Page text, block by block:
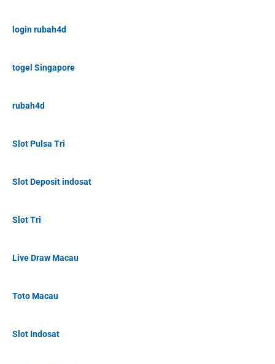
login rubah4d
togel Singapore
rubah4d
Slot Pulsa Tri
Slot Deposit indosat
Slot Tri
Live Draw Macau
Toto Macau
Slot Indosat